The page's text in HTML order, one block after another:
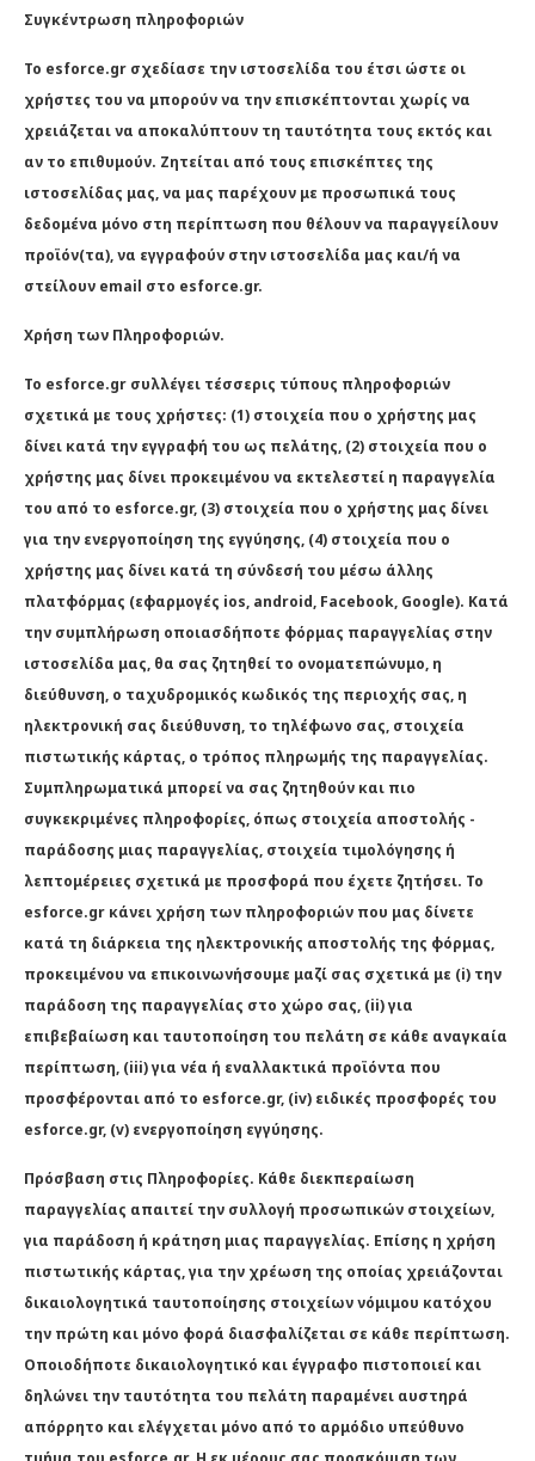
Συγκέντρωση πληροφοριών
Το esforce.gr σχεδίασε την ιστοσελίδα του έτσι ώστε οι
χρήστες του να μπορούν να την επισκέπτονται χωρίς να
χρειάζεται να αποκαλύπτουν τη ταυτότητα τους εκτός και
αν το επιθυμούν. Ζητείται από τους επισκέπτες της
ιστοσελίδας μας, να μας παρέχουν με προσωπικά τους
δεδομένα μόνο στη περίπτωση που θέλουν να παραγγείλουν
προϊόν(τα), να εγγραφούν στην ιστοσελίδα μας και/ή να
στείλουν email στο esforce.gr.
Χρήση των Πληροφοριών.
Το esforce.gr συλλέγει τέσσερις τύπους πληροφοριών
σχετικά με τους χρήστες: (1) στοιχεία που ο χρήστης μας
δίνει κατά την εγγραφή του ως πελάτης, (2) στοιχεία που ο
χρήστης μας δίνει προκειμένου να εκτελεστεί η παραγγελία
του από το esforce.gr, (3) στοιχεία που ο χρήστης μας δίνει
για την ενεργοποίηση της εγγύησης, (4) στοιχεία που ο
χρήστης μας δίνει κατά τη σύνδεσή του μέσω άλλης
πλατφόρμας (εφαρμογές ios, android, Facebook, Google). Κατά
την συμπλήρωση οποιασδήποτε φόρμας παραγγελίας στην
ιστοσελίδα μας, θα σας ζητηθεί το ονοματεπώνυμο, η
διεύθυνση, ο ταχυδρομικός κωδικός της περιοχής σας, η
ηλεκτρονική σας διεύθυνση, το τηλέφωνο σας, στοιχεία
πιστωτικής κάρτας, ο τρόπος πληρωμής της παραγγελίας.
Συμπληρωματικά μπορεί να σας ζητηθούν και πιο
συγκεκριμένες πληροφορίες, όπως στοιχεία αποστολής -
παράδοσης μιας παραγγελίας, στοιχεία τιμολόγησης ή
λεπτομέρειες σχετικά με προσφορά που έχετε ζητήσει. Το
esforce.gr κάνει χρήση των πληροφοριών που μας δίνετε
κατά τη διάρκεια της ηλεκτρονικής αποστολής της φόρμας,
προκειμένου να επικοινωνήσουμε μαζί σας σχετικά με (i) την
παράδοση της παραγγελίας στο χώρο σας, (ii) για
επιβεβαίωση και ταυτοποίηση του πελάτη σε κάθε αναγκαία
περίπτωση, (iii) για νέα ή εναλλακτικά προϊόντα που
προσφέρονται από το esforce.gr, (iv) ειδικές προσφορές του
esforce.gr, (v) ενεργοποίηση εγγύησης.
Πρόσβαση στις Πληροφορίες. Κάθε διεκπεραίωση
παραγγελίας απαιτεί την συλλογή προσωπικών στοιχείων,
για παράδοση ή κράτηση μιας παραγγελίας. Επίσης η χρήση
πιστωτικής κάρτας, για την χρέωση της οποίας χρειάζονται
δικαιολογητικά ταυτοποίησης στοιχείων νόμιμου κατόχου
την πρώτη και μόνο φορά διασφαλίζεται σε κάθε περίπτωση.
Οποιοδήποτε δικαιολογητικό και έγγραφο πιστοποιεί και
δηλώνει την ταυτότητα του πελάτη παραμένει αυστηρά
απόρρητο και ελέγχεται μόνο από το αρμόδιο υπεύθυνο